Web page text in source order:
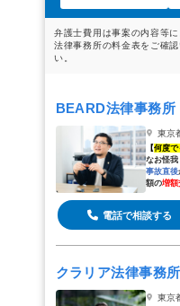
BEARD法律事務所
東京都
【何度で
なお怪我
事故直後
額の増額
予約に
電話で相談する
クラリア法律事務所
東京都